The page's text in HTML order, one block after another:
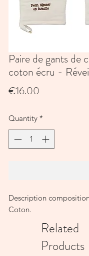
Paire de gants de
coton écru -
€16.00
Quantity *
Description
Coton.
Related
Products